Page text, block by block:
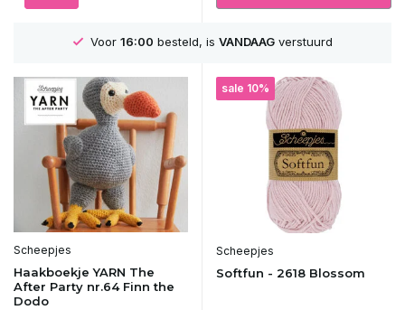
16:00besteld, isVANDAAGverstuurd
Scheepjes
Haakboekje YARN The
After Party nr.64 Finn the
Dodo
sale 10%
Scheepjes
Softfun - 2618 Blossom